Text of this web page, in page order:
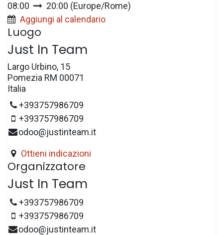
08:00 20:00 (Europe/Rome)
Aggiungi al calendario
Luogo
Just In Team
Largo Urbino, 15
Pomezia RM 00071
Italia
+393757986709
+393757986709
odoo@justinteam.it
Ottieni indicazioni
Organizzatore
Just In Team
+393757986709
+393757986709
odoo@justinteam.it